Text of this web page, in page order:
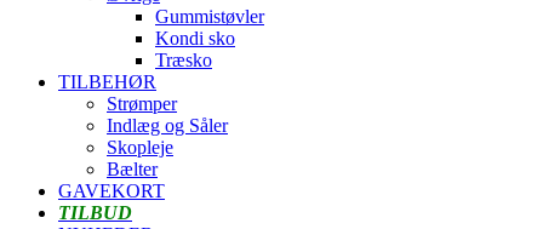
Gummistøvler
Kondi sko
Træsko
TILBEHØR
Strømper
Indlæg og Såler
Skopleje
Bælter
GAVEKORT
TILBUD